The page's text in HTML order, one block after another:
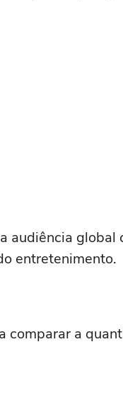
audiência global
entretenimento.
comparar a